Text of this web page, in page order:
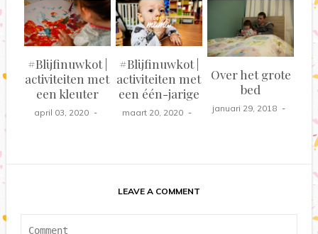
#Blijfinuwkot |
activiteiten met
een kleuter
april 03, 2020
#Blijfinuwkot |
activiteiten met
een één-jarige
maart 20, 2020
Over het grote
bed
januari 29, 2018
LEAVE A COMMENT